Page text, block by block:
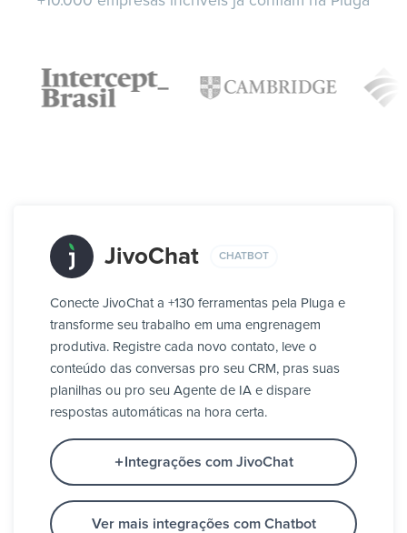
JivoChat CHATBOT
Conecte JivoChat a +130 ferramentas pela Pluga e
transforme seu trabalho em uma engrenagem
produtiva. Registre cada novo contato, leve o
conteúdo das conversas pro seu CRM, pras suas
planilhas ou pro seu Agente de IA e dispare
respostas automáticas na hora certa.
Integrações com JivoChat
Ver mais integrações com Chatbot